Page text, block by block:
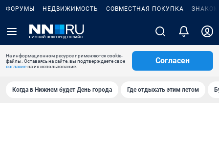
ФОРУМЫ НЕДВИЖИМОСТЬ СОВМЕСТНАЯ ПОКУПКА
На информационном ресурсе применяются cookie-
файлы. Оставаясь на сайте, вы подтверждаете свое
согласиена их использование.
Согласен
Когда в Нижнем будет День города Где отдыхать этим летом